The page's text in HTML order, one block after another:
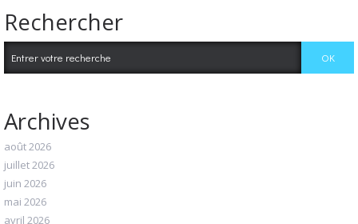
Rechercher
Archives
août 2026
juillet 2026
juin 2026
mai 2026
avril 2026